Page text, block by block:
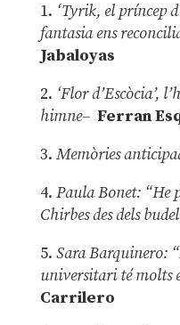
1. ‘Tyrik, el príncep
fantasia ens
Jabaloyas
2. ‘Flor d’Escòcia’,
himne– Ferran
3. Memòries
4. Paula Bonet: “He
Chirbes des dels
5. Sara Barquinero:
universitari té molts
Carrilero